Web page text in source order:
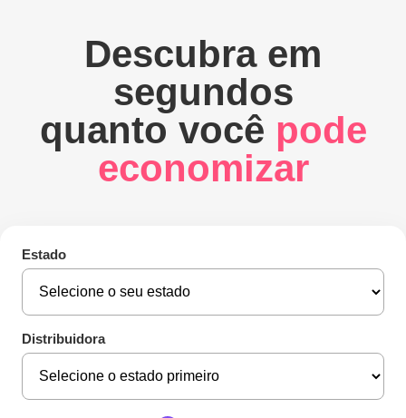
Descubra em
segundos
quanto você pode
economizar
Estado
Distribuidora